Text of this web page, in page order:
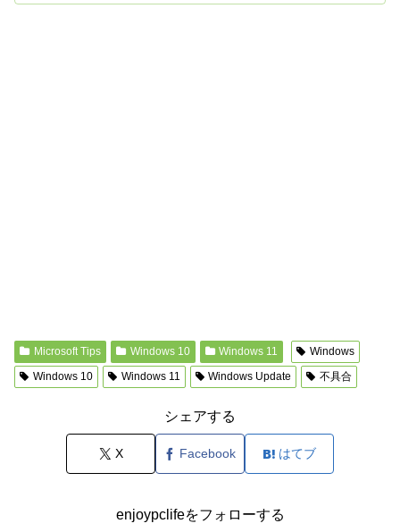
Microsoft Tips Windows 10 Windows 11
Windows
Windows 10
Windows 11 Windows Update 不具合
シェアする
X Facebook はてブ
enjoypclifeをフォローする